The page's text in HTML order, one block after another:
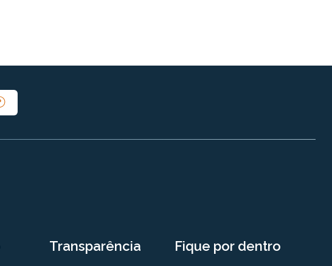
Transparência Fique por dentro